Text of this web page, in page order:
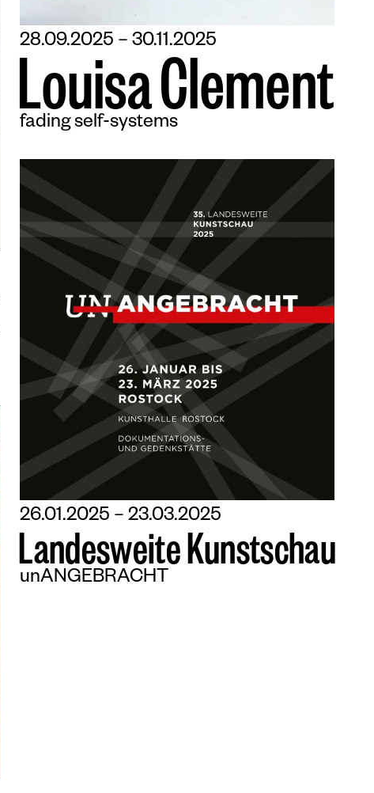
28.09.2025 – 30.11.2025
LouisaClement
fading self-systems
26.01.2025 – 23.03.2025
LandesweiteKunstschau
unANGEBRACHT